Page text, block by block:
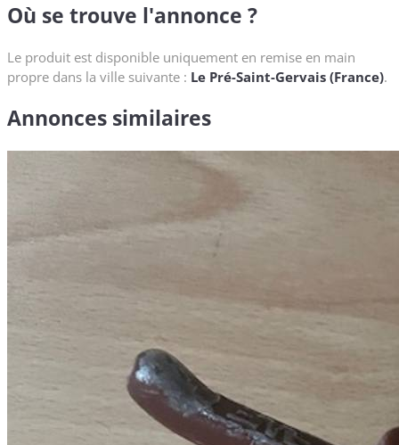
Où se trouve l'annonce ?
Le produit est disponible uniquement en remise en main
propre dans la ville suivante : Le Pré-Saint-Gervais (France).
Annonces similaires